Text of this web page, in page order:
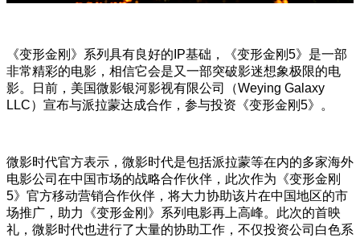
《变形金刚》系列具有良好的IP基础，《变形金刚5》是一部
非常精彩的电影，相信它会是又一部突破影迷想象极限的电
影。日前，美国微影银河影视有限公司（Weying Galaxy
LLC）宣布与派拉蒙达成合作，参与投资《变形金刚5》。
微影时代官方表示，微影时代是包括派拉蒙等在内的多家海外
电影公司在中国市场的战略合作伙伴，此次作为《变形金刚
5》官方移动营销合作伙伴，将大力协助该片在中国地区的市
场推广，助力《变形金刚》系列电影再上高峰。此次的首映
礼，微影时代也进行了大量的协助工作，不仅投资公司白色系